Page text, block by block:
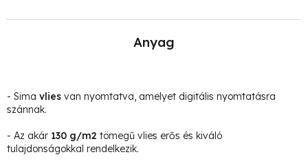
Anyag
- Sima vlies van nyomtatva, amelyet digitális nyomtatásra
szánnak.
- Az akár 130 g/m2 tömegű vlies erős és kiváló
tulajdonságokkal rendelkezik.